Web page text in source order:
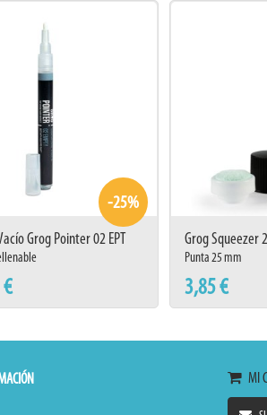
-25%
Grog Pointer 02 EPT Grog Squeezer
Punta 25 mm
3,85 €
MI